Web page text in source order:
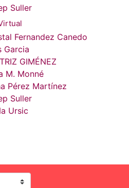
Suller
Fernandez Canedo
Garcia
GIMÉNEZ
M. Monné
Pérez Martínez
Suller
Ursic